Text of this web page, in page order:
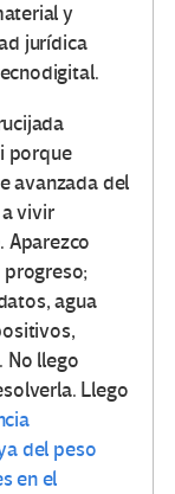
y
jurídica
porque
avanzada del
vivir
Aparezco
agua
No llego
Llego
del peso
en el